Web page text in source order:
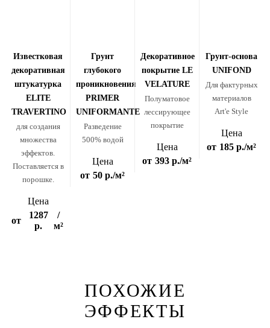
Известковая
декоративная
штукатурка
ELITE
TRAVERTINO
для создания
множества
эффектов.
Поставляется в
порошке.
Цена
от
1287
р.
/
м²
Грунт
глубокого
проникновения
PRIMER
UNIFORMANTE
Разведение
500% водой
Цена
от 50 р./м²
Декоративное
покрытие LE
VELATURE
Полуматовое
лессирующее
покрытие
Цена
от 393 р./м²
Грунт-основа
UNIFOND
Для фактурных
материалов
Art'e Style
Цена
от 185 р./м²
ПОХОЖИЕ
ЭФФЕКТЫ